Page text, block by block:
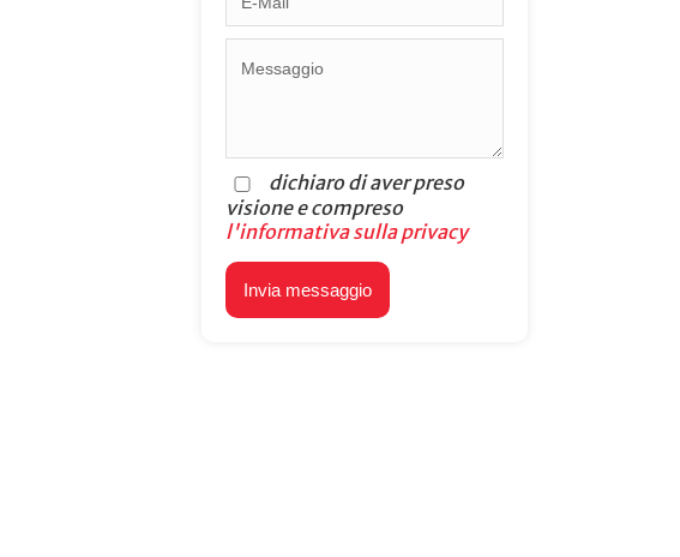
dichiaro di aver preso
visione e compreso
l'informativa sulla privacy